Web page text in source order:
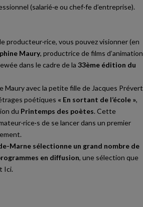
(salarié·e ou chef·fe d’entreprise).
producteur·rice, vous pouvez visionner (en
Maury, productrice de films d’animation
dans le cadre de la33ème édition du
Maury avec la petite fille de Jacques Prévert
poétiques « En sortant de l’école »,
du Printemps des poètes. Cette
de se lancer dans un premier
Marne sélectionne un grand nombre de
en diffusion, une sélection que
Ici.